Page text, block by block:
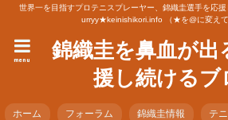
世界一を目指すプロテニスプレーヤー、錦織圭選手を応
urryy★keinishikori.info （★を@に変えて
錦織圭を鼻血が出
援し続けるブ
menu
ホーム フォーラム 錦織圭情報 テ